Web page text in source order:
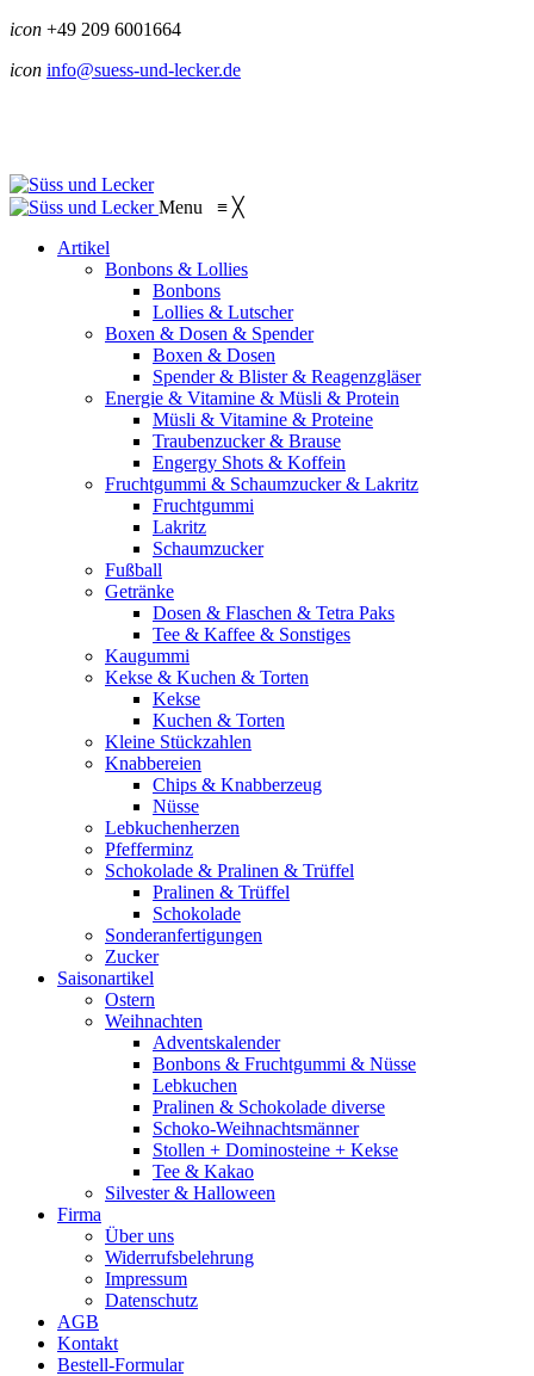
icon +49 209 6001664
icon info@suess-und-lecker.de
Menu ≡ ╳
Artikel
Bonbons & Lollies
Bonbons
Lollies & Lutscher
Boxen & Dosen & Spender
Boxen & Dosen
Spender & Blister & Reagenzgläser
Energie & Vitamine & Müsli & Protein
Müsli & Vitamine & Proteine
Traubenzucker & Brause
Engergy Shots & Koffein
Fruchtgummi & Schaumzucker & Lakritz
Fruchtgummi
Lakritz
Schaumzucker
Fußball
Getränke
Dosen & Flaschen & Tetra Paks
Tee & Kaffee & Sonstiges
Kaugummi
Kekse & Kuchen & Torten
Kekse
Kuchen & Torten
Kleine Stückzahlen
Knabbereien
Chips & Knabberzeug
Nüsse
Lebkuchenherzen
Pfefferminz
Schokolade & Pralinen & Trüffel
Pralinen & Trüffel
Schokolade
Sonderanfertigungen
Zucker
Saisonartikel
Ostern
Weihnachten
Adventskalender
Bonbons & Fruchtgummi & Nüsse
Lebkuchen
Pralinen & Schokolade diverse
Schoko-Weihnachtsmänner
Stollen + Dominosteine + Kekse
Tee & Kakao
Silvester & Halloween
Firma
Über uns
Widerrufsbelehrung
Impressum
Datenschutz
AGB
Kontakt
Bestell-Formular